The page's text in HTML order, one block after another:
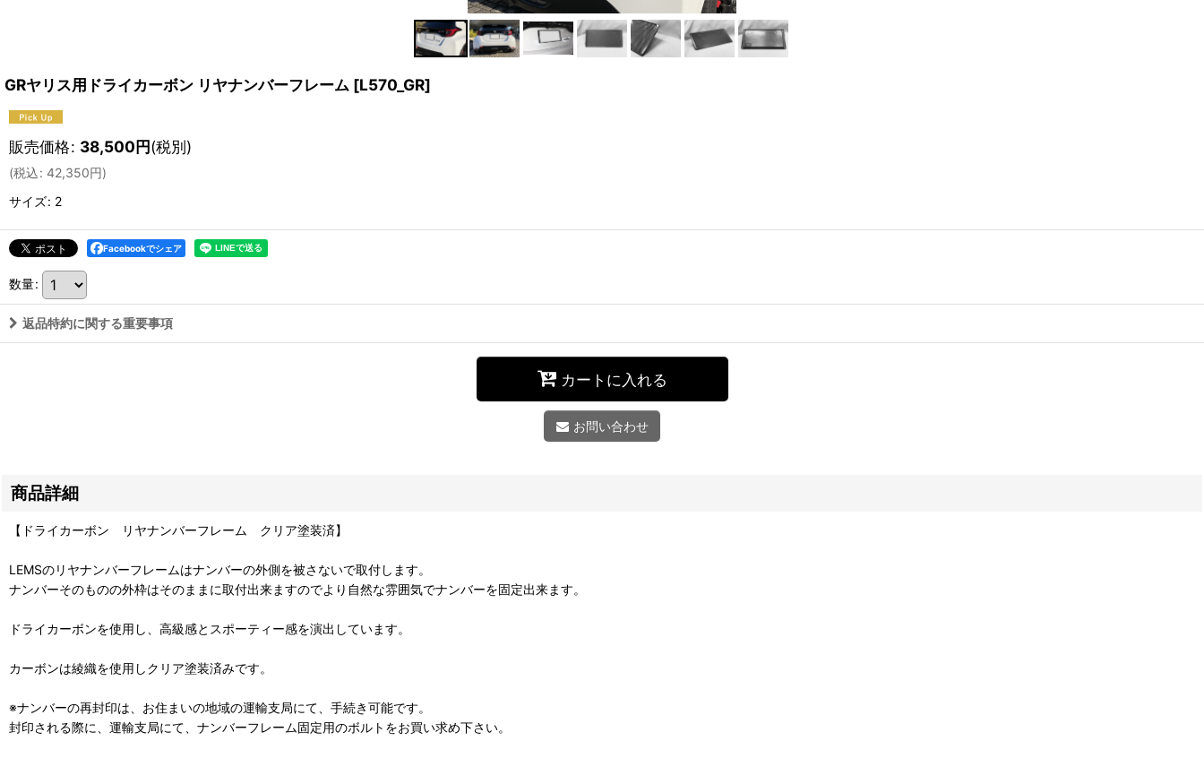
GRヤリス用ドライカーボン リヤナンバーフレーム [L570_GR]
販売価格: 38,500円(税別)
(税込: 42,350円)
サイズ: 2
Facebookでシェア
数量:
返品特約に関する重要事項
カートに入れる
お問い合わせ
商品詳細
【ドライカーボン リヤナンバーフレーム クリア塗装済】
LEMSのリヤナンバーフレームはナンバーの外側を被さないで取付します。
ナンバーそのものの外枠はそのままに取付出来ますのでより自然な雰囲気でナンバーを固定出来ます。
ドライカーボンを使用し、高級感とスポーティー感を演出しています。
カーボンは綾織を使用しクリア塗装済みです。
※ナンバーの再封印は、お住まいの地域の運輸支局にて、手続き可能です。
封印される際に、運輸支局にて、ナンバーフレーム固定用のボルトをお買い求め下さい。